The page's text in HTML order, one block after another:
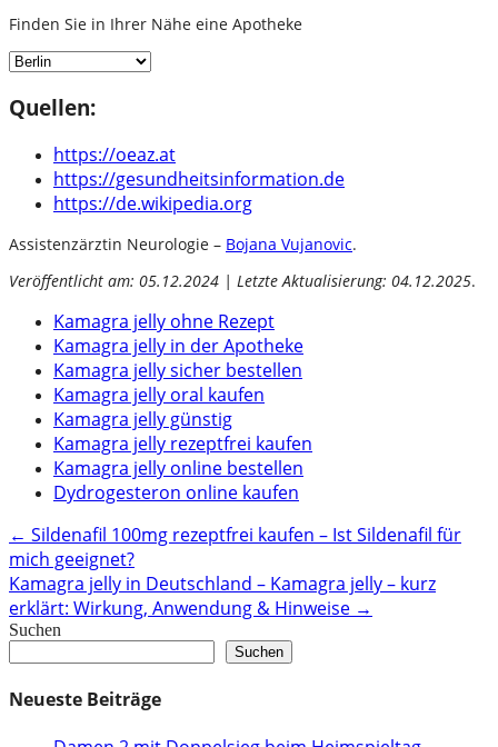
Finden Sie in Ihrer Nähe eine Apotheke
Quellen:
https://oeaz.at
https://gesundheitsinformation.de
https://de.wikipedia.org
Assistenzärztin Neurologie – Bojana Vujanovic.
Veröffentlicht am: 05.12.2024 | Letzte Aktualisierung: 04.12.2025.
Kamagra jelly ohne Rezept
Kamagra jelly in der Apotheke
Kamagra jelly sicher bestellen
Kamagra jelly oral kaufen
Kamagra jelly günstig
Kamagra jelly rezeptfrei kaufen
Kamagra jelly online bestellen
Dydrogesteron online kaufen
Post
navigation
← Sildenafil 100mg rezeptfrei kaufen – Ist Sildenafil für
mich geeignet?
Kamagra jelly in Deutschland – Kamagra jelly – kurz
erklärt: Wirkung, Anwendung & Hinweise →
Suchen
Suchen
Neueste Beiträge